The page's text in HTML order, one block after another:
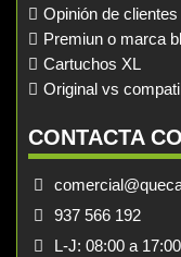
Opinión de clientes
Premiun o marca
Cartuchos XL
Original vs
CONTACTA
937 566 192
L-J: 08:00 a